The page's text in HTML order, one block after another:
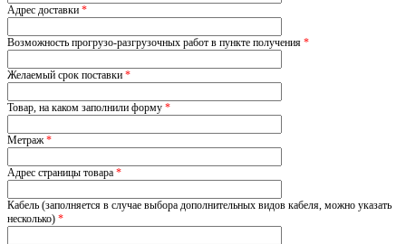
Адрес доставки *
Возможность прогрузо-разгрузочных работ в пункте получения *
Желаемый срок поставки *
Товар, на каком заполнили форму *
Метраж*
Адрес страницы товара *
Кабель (заполняется в случае выбора дополнительных видов кабеля, можно указать
несколько) *